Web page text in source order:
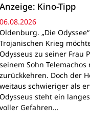
Anzeige: Kino-Tipp
06.08.2026
Oldenburg. „Die
Trojanischen Krieg
Odysseus zu seiner Frau
seinem Sohn Telemachos
zurückkehren. Doch der
weitaus schwieriger als
Odysseus steht ein
voller Gefahren…